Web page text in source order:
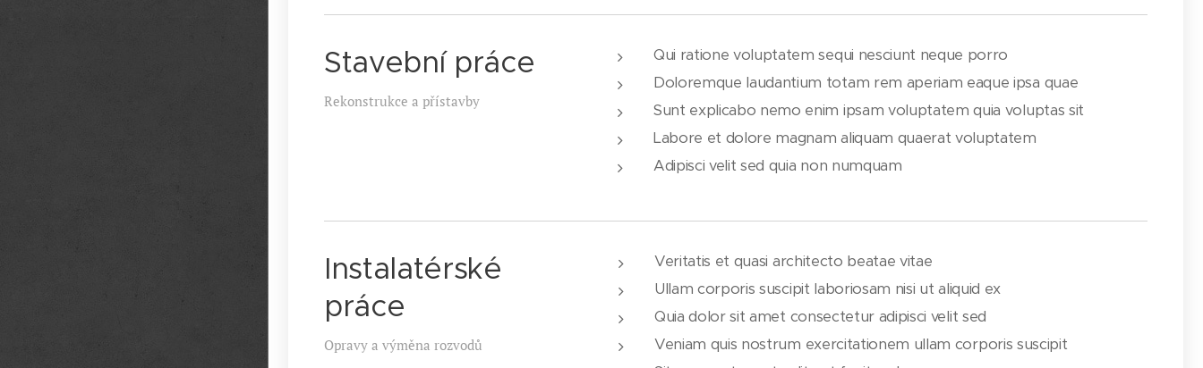
Stavební práce
Rekonstrukce a přístavby
Qui ratione voluptatem sequi nesciunt neque porro
Doloremque laudantium totam rem aperiam eaque ipsa quae
Sunt explicabo nemo enim ipsam voluptatem quia voluptas sit
Labore et dolore magnam aliquam quaerat voluptatem
Adipisci velit sed quia non numquam
Instalatérské
práce
Opravy a výměna rozvodů
Veritatis et quasi architecto beatae vitae
Ullam corporis suscipit laboriosam nisi ut aliquid ex
Quia dolor sit amet consectetur adipisci velit sed
Veniam quis nostrum exercitationem ullam corporis suscipit